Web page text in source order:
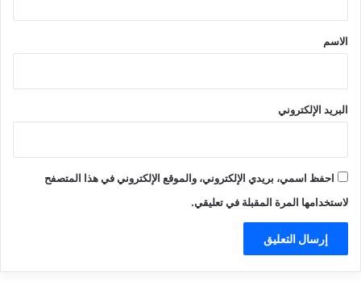
*
الاسم
البريد الإلكتروني
احفظ اسمي، بريدي الإلكتروني، والموقع الإلكتروني في هذا المتصفح
لاستخدامها المرة المقبلة في تعليقي.